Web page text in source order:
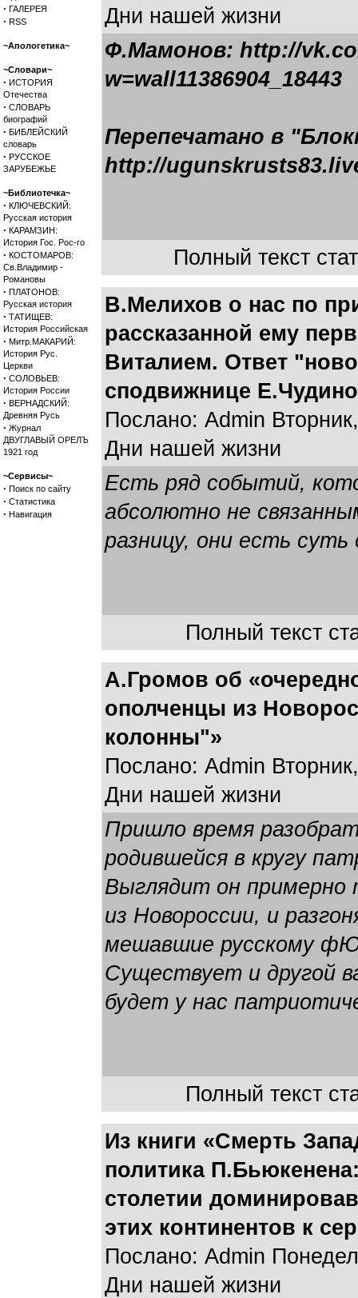
· ГАЛЕРЕЯ
· RSS
~Апологетика~
~Словари~
· ИСТОРИЯ
Отечества
· СЛОВАРЬ
биографий
· БИБЛЕЙСКИЙ
словарь
· РУССКОЕ
ЗАРУБЕЖЬЕ
~Библиотечка~
· КЛЮЧЕВСКИЙ:
Русская история
· КАРАМЗИН:
История Гос. Рос-го
· КОСТОМАРОВ:
Св.Владимир -
Романовы
· ПЛАТОНОВ:
Русская история
· ТАТИЩЕВ:
История Российская
· Митр.МАКАРИЙ:
История Рус.
Церкви
· СОЛОВЬЕВ:
История России
· ВЕРНАДСКИЙ:
Древняя Русь
· Журнал
ДВУГЛАВЫЙ ОРЕЛЪ
1921 год
~Сервисы~
· Поиск по сайту
· Статистика
· Навигация
Дни нашей жизни
Ф.Мамонов: http://
w=wall11386904_18443
Перепечатано в
http://
Полный текст
В.Мелихов о нас по
рассказанной ему
Виталием. Ответ
сподвижнице
Послано: Admin
Дни нашей жизни
Есть ряд событий,
абсолютно не
разницу, они есть суть
Полный текст
А.Громов об
ополченцы из
колонны"»
Послано: Admin
Дни нашей жизни
Пришло время
родившейся в кругу
Выглядит он примерно
из Новороссии, и
мешавшие русскому
Существует и другой
будет у нас
Полный текст
Из книги «Смерть
политика
столетии
этих континентов к
Послано: Admin
Дни нашей жизни